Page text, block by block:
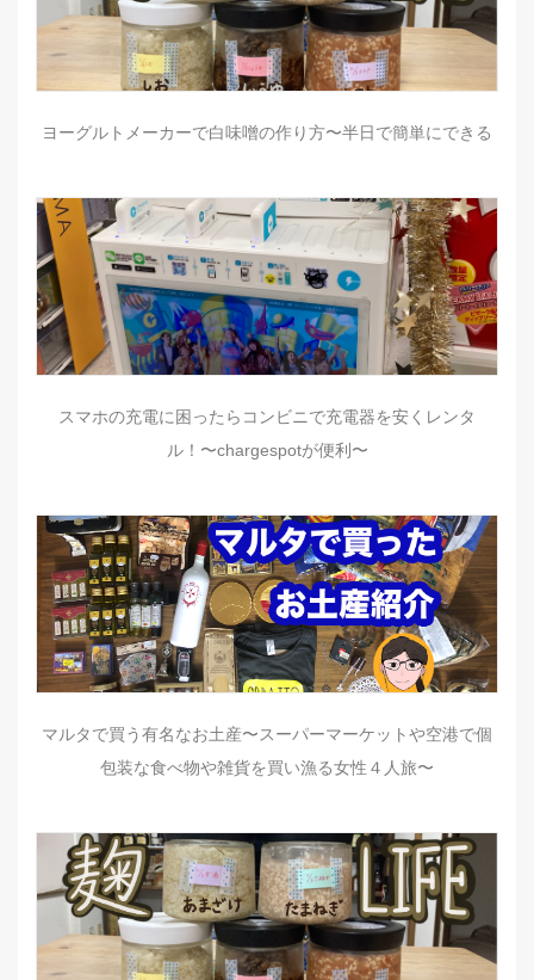
ヨーグルトメーカーで白味噌の作り方〜半日で簡単にできる
スマホの充電に困ったらコンビニで充電器を安くレンタ
ル！〜chargespotが便利〜
マルタで買う有名なお土産〜スーパーマーケットや空港で個
包装な食べ物や雑貨を買い漁る女性４人旅〜